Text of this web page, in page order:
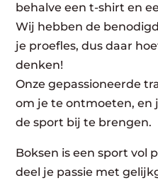
behalve een t-shirt en
Wij hebben de
je proefles, dus daar
denken!
Onze gepassioneerde
om je te ontmoeten, en
de sport bij te brengen.
Boksen is een sport vol
deel je passie met